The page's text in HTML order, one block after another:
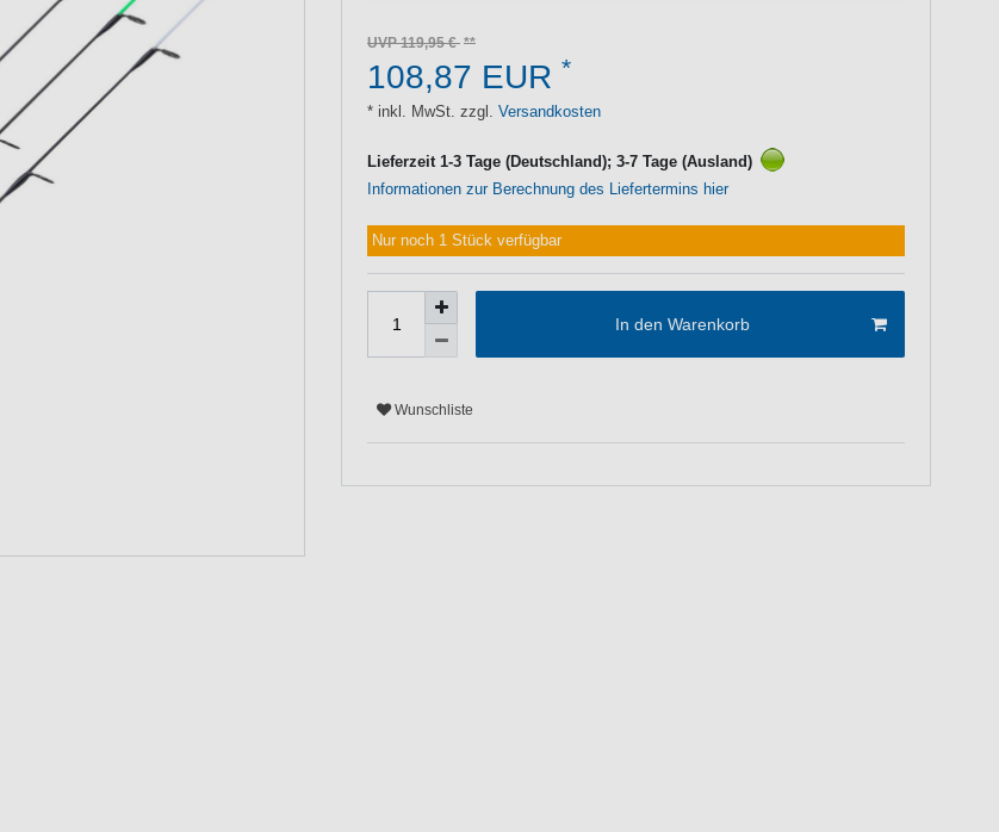
UVP 119,95 €
108,87 EUR *
* inkl. MwSt. zzgl. Versandkosten
Lieferzeit 1-3 Tage (Deutschland); 3-7 Tage (Ausland)
Informationen zur Berechnung des Liefertermins hier
Nur noch 1 Stück verfügbar
In den Warenkorb
Wunschliste